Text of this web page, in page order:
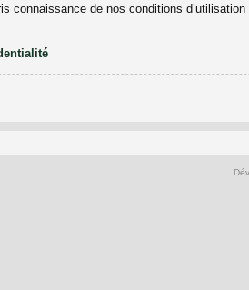
connaissance de nos conditions